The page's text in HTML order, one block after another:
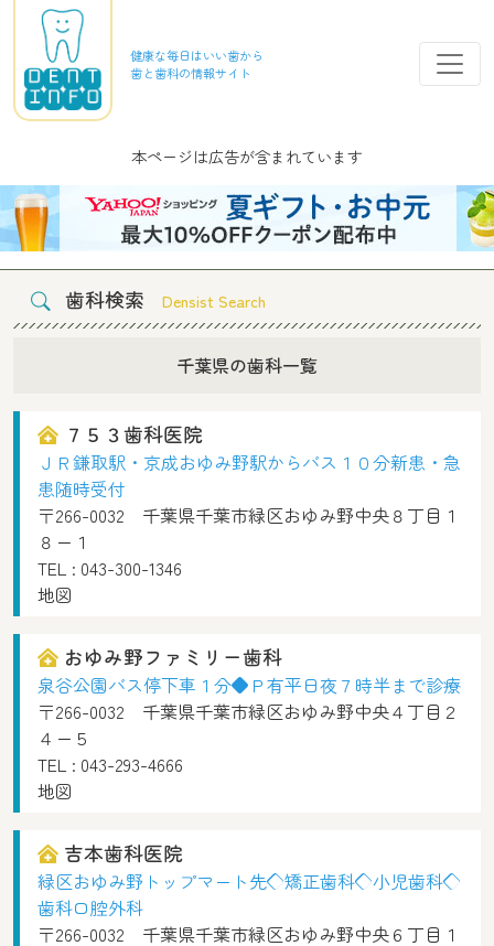
健康な毎日はいい歯から
歯と歯科の情報サイト
本ページは広告が含まれています
歯科検索 Densist Search
千葉県の歯科一覧
７５３歯科医院
ＪＲ鎌取駅・京成おゆみ野駅からバス１０分新患・急
患随時受付
〒266-0032 千葉県千葉市緑区おゆみ野中央８丁目１
８ー１
TEL : 043-300-1346
地図
おゆみ野ファミリー歯科
泉谷公園バス停下車１分◆Ｐ有平日夜７時半まで診療
〒266-0032 千葉県千葉市緑区おゆみ野中央４丁目２
４ー５
TEL : 043-293-4666
地図
吉本歯科医院
緑区おゆみ野トップマート先◇矯正歯科◇小児歯科◇
歯科口腔外科
〒266-0032 千葉県千葉市緑区おゆみ野中央６丁目１